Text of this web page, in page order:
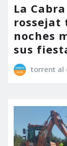
La
rossejat
noches
sus
torrent al